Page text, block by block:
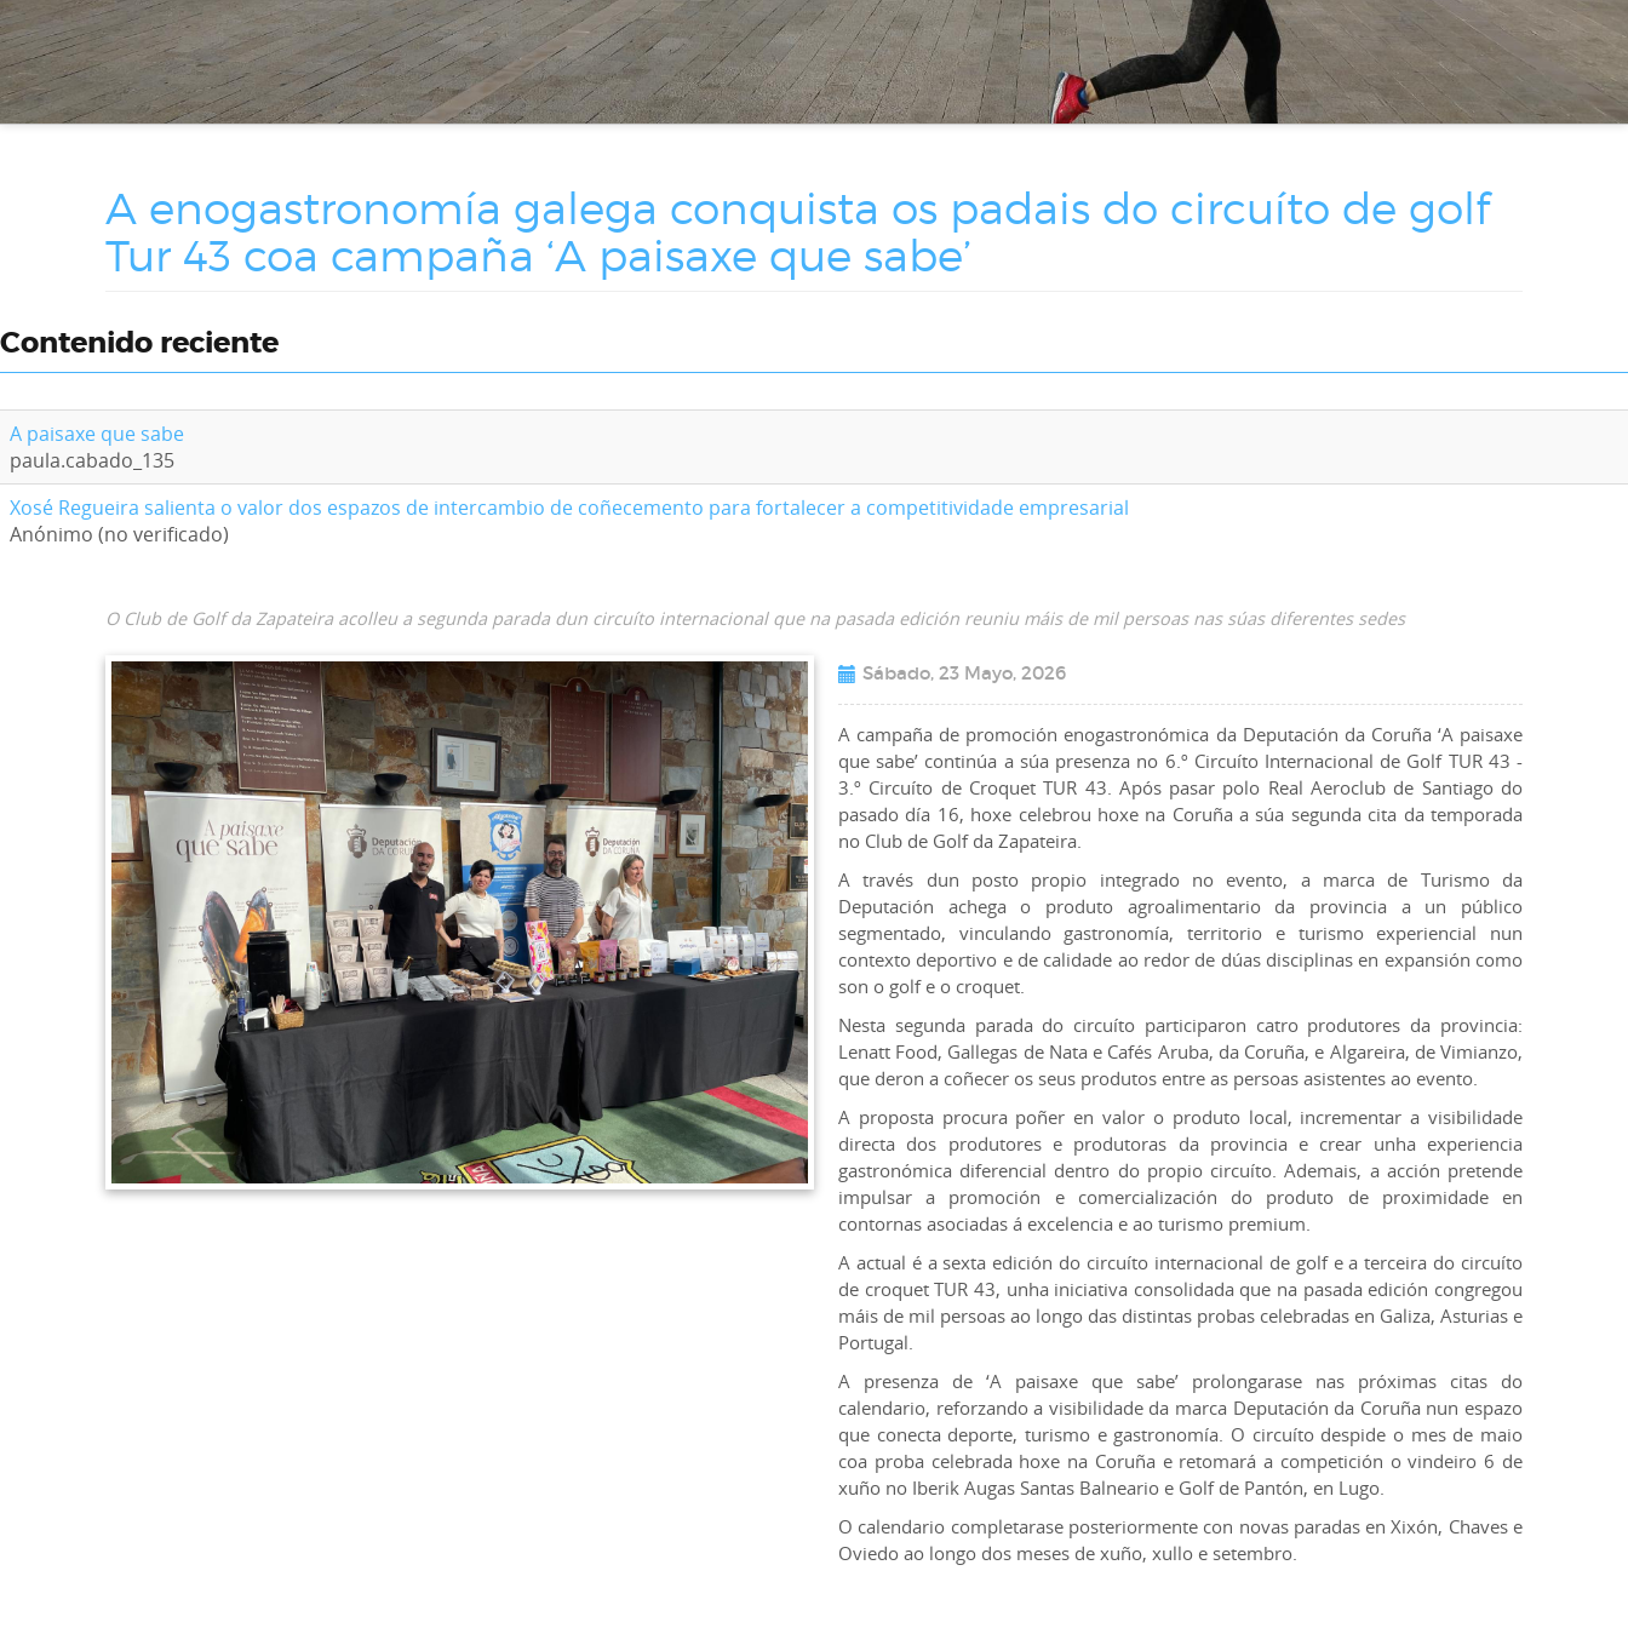
A enogastronomía galega conquista os padais do circuíto de golf
Tur 43 coa campaña ‘A paisaxe que sabe’
Contenido reciente
A paisaxe que sabe
paula.cabado_135
Xosé Regueira salienta o valor dos espazos de intercambio de coñecemento para fortalecer a competitividade empresarial
Anónimo (no verificado)
O Club de Golf da Zapateira acolleu a segunda parada dun circuíto internacional que na pasada edición reuniu máis de mil persoas nas súas diferentes sedes
Sábado, 23 Mayo, 2026
A campaña de promoción enogastronómica da Deputación da Coruña ‘A paisaxe
que sabe’ continúa a súa presenza no 6.º Circuíto Internacional de Golf TUR 43 -
3.º Circuíto de Croquet TUR 43. Após pasar polo Real Aeroclub de Santiago do
pasado día 16, hoxe celebrou hoxe na Coruña a súa segunda cita da temporada
no Club de Golf da Zapateira.
A través dun posto propio integrado no evento, a marca de Turismo da
Deputación achega o produto agroalimentario da provincia a un público
segmentado, vinculando gastronomía, territorio e turismo experiencial nun
contexto deportivo e de calidade ao redor de dúas disciplinas en expansión como
son o golf e o croquet.
Nesta segunda parada do circuíto participaron catro produtores da provincia:
Lenatt Food, Gallegas de Nata e Cafés Aruba, da Coruña, e Algareira, de Vimianzo,
que deron a coñecer os seus produtos entre as persoas asistentes ao evento.
A proposta procura poñer en valor o produto local, incrementar a visibilidade
directa dos produtores e produtoras da provincia e crear unha experiencia
gastronómica diferencial dentro do propio circuíto. Ademais, a acción pretende
impulsar a promoción e comercialización do produto de proximidade en
contornas asociadas á excelencia e ao turismo premium.
A actual é a sexta edición do circuíto internacional de golf e a terceira do circuíto
de croquet TUR 43, unha iniciativa consolidada que na pasada edición congregou
máis de mil persoas ao longo das distintas probas celebradas en Galiza, Asturias e
Portugal.
A presenza de ‘A paisaxe que sabe’ prolongarase nas próximas citas do
calendario, reforzando a visibilidade da marca Deputación da Coruña nun espazo
que conecta deporte, turismo e gastronomía. O circuíto despide o mes de maio
coa proba celebrada hoxe na Coruña e retomará a competición o vindeiro 6 de
xuño no Iberik Augas Santas Balneario e Golf de Pantón, en Lugo.
O calendario completarase posteriormente con novas paradas en Xixón, Chaves e
Oviedo ao longo dos meses de xuño, xullo e setembro.